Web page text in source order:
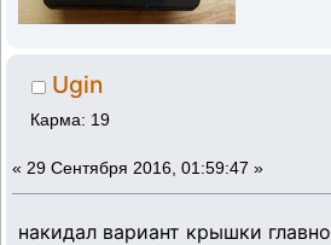
Ugin
Карма: 19
« 29 Сентября 2016, 01:59:47 »
накидал вариант крышки